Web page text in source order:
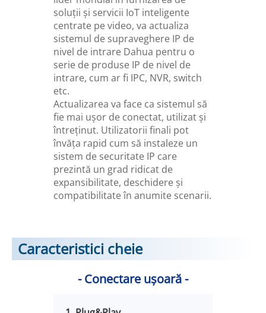
soluții și servicii IoT inteligente
centrate pe video, va actualiza
sistemul de supraveghere IP de
nivel de intrare Dahua pentru o
serie de produse IP de nivel de
intrare, cum ar fi IPC, NVR, switch
etc.
Actualizarea va face ca sistemul să
fie mai ușor de conectat, utilizat și
întreținut. Utilizatorii finali pot
învăța rapid cum să instaleze un
sistem de securitate IP care
prezintă un grad ridicat de
expansibilitate, deschidere și
compatibilitate în anumite scenarii.
Caracteristici cheie
- Conectare ușoară -